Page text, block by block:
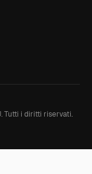
Tutti i diritti riservati.